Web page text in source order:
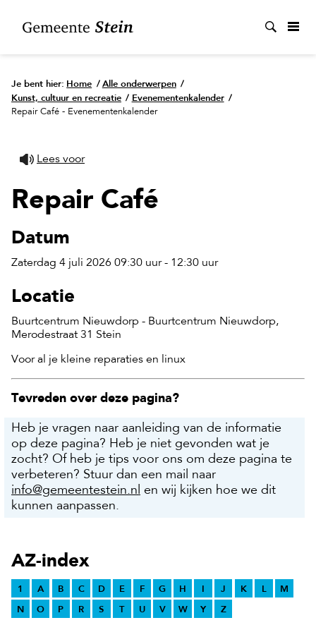
Je bent hier: Home / Alle onderwerpen /
Kunst, cultuur en recreatie / Evenementenkalender /
Repair Café - Evenementenkalender
Lees voor
Repair Café
Datum
Zaterdag 4 juli 2026 09:30 uur - 12:30 uur
Locatie
Buurtcentrum Nieuwdorp - Buurtcentrum Nieuwdorp,
Merodestraat 31 Stein
Voor al je kleine reparaties en linux
Tevreden over deze pagina?
Heb je vragen naar aanleiding van de informatie
op deze pagina? Heb je niet gevonden wat je
zocht? Of heb je tips voor ons om deze pagina te
verbeteren? Stuur dan een mail naar
info@gemeentestein.nl
en wij kijken hoe we dit
kunnen aanpassen.
AZ-index
1 A B C D E F G H I J K L
M
N
O P R S T U V W Y Z